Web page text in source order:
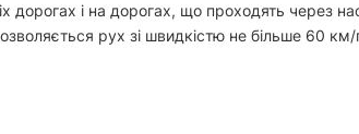
дорогах і на дорогах, що проходять через
рух зі швидкістю не більше 60 км/